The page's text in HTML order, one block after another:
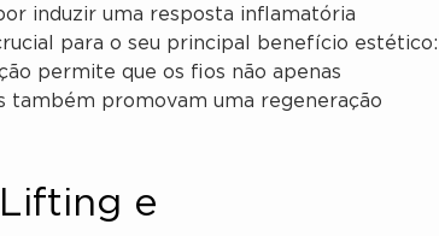
induzir uma resposta inflamatória
para o seu principal benefício estético:
permite que os fios não apenas
promovam uma regeneração
e